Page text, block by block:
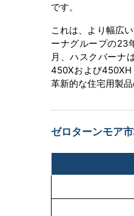
です。
これは、より幅広
ーナグループの23
月、ハスクバーナ
450Xおよび450XH
革新的な住宅用製
ゼロターンモア